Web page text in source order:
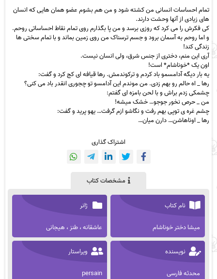
تمام احساسات انسانی من کشته شود و من هم بشوم عضو همان هایی که انسان
های زیادی از آنها وحشت دارند.
کی فکرش را می کرد که روزی برسد و من پا بگذارم روی تمام نقاط احساساتی روحم.
و اما روحم به آسمان برود و جسم ترسناک من روی زمین بماند و با تمام سختی ها
زندگی کند!
آری این منم، دختری از جنس شرق، ولی انسان نیست.
اون یک *خوناشام* است!
یه بار دیگه آدامسمو باد کردم و ترکوندمش. رها قیافه ای کج کرد و گفت:
رها _ اه حالم رو بهم زدی. من موندم این آدامسو تو چجوری انقدر باد می کنی؟
چشمکی زدم براش و با لحن بامزه ای گفتم:
من _ حرص نخور جوجو… خشک میشه!
چشم غره ی توپی بهم رفت و نگاشو ازم گرفت… یهو پرید و گفت:
رها _ اوناهاشن… دارن میان…
اشتراک گذاری
مشخصات کتاب
نام کتاب
میشا دختر خوناشام
ژانر
عاشقانه ، طنز ، هیجانی
نویسنده
محدثه فارسی
ویراستار
persain